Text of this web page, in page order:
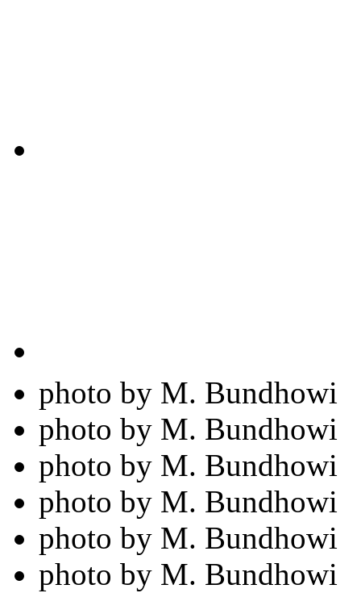
photo by M. Bundhowi
photo by M. Bundhowi
photo by M. Bundhowi
photo by M. Bundhowi
photo by M. Bundhowi
photo by M. Bundhowi